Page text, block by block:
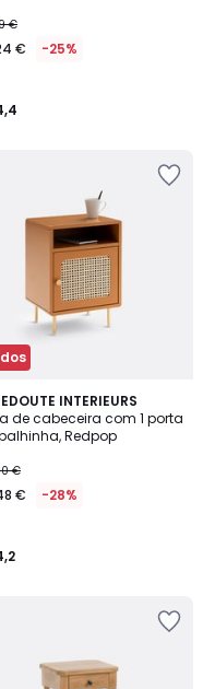
€
€ -25%
INTERIEURS
de cabeceira com 1 porta
Redpop
€
€ -28%